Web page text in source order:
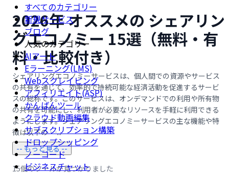
すべてのカテゴリー
新規サービス
ブログ
人気のカテゴリー
AIアート
Eラーニング(LMS)
Webスクレイピング
アフィリエイト(ASP)
かんばんツール
クラウド動画編集
サブスクリプション構築
ドロップシッピング
ノーコード
ビジネスチャット
2026年 オススメの シェアリン
グエコノミー 15選（無料・有
料・比較付き）
シェアリングエコノミーサービスは、個人間での資源やサービス
の共有を通じて、効率的で持続可能な経済活動を促進するサービ
スの総称です。このサービスは、オンデマンドでの利用や所有物
の共有を可能にし、利用者が必要なリソースを手軽に利用できる
ようにします。シェアリングエコノミーサービスの主な機能や特
徴は以下の …...
-- もっと見る --
15個のツールが見つかりました